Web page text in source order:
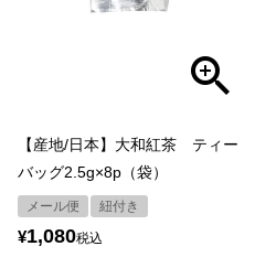
【産地/日本】大和紅茶 ティー
バッグ2.5g×8p（袋）
メール便 紐付き
¥1,080税込